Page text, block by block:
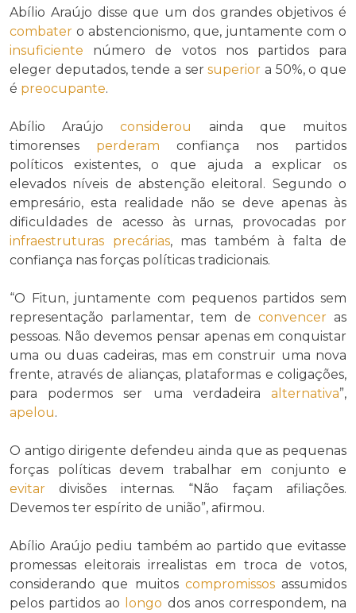
Abílio Araújo disse que um dos grandes objetivos é
combater o abstencionismo, que, juntamente com o
insuficiente número de votos nos partidos para
eleger deputados, tende a sersuperior a 50%, o que
é preocupante.
Abílio Araújoconsiderou
ainda que muitos
timorenses perderam confiança nos partidos
políticos existentes, o que ajuda a explicar os
elevados níveis de abstenção eleitoral. Segundo o
empresário, esta realidade não se deve apenas às
dificuldades de acesso às urnas, provocadas por
infraestruturas
precárias, mas também à falta de
confiança nas forças políticas tradicionais.
“O Fitun, juntamente com pequenos partidos sem
representação parlamentar, tem de convenceras
pessoas. Não devemos pensar apenas em conquistar
uma ou duas cadeiras, mas em construir uma nova
frente, através de alianças, plataformas e coligações,
para podermos ser uma verdadeira alternativa”,
apelou.
O antigo dirigente defendeu ainda que as pequenas
forças políticas devem trabalhar em conjunto e
evitar divisões internas. “Não façam afiliações.
Devemos ter espírito de união”, afirmou.
Abílio Araújo pediu também ao partido que evitasse
promessas eleitorais irrealistas em troca de votos,
considerando que muitos compromissosassumidos
pelos partidos ao
longo dos anos correspondem, na